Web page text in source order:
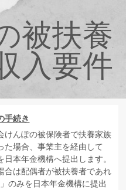
被扶養
入要件
手続き
んぽの被保険者で扶養家族
た場合、事業主を経由して
本年金機構へ提出します。
合は配偶者が被扶養者であれ
のみを日本年金機構に提出